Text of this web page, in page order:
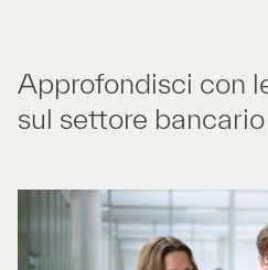
Approfondisci con
sul settore